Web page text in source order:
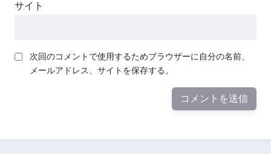
サイト
次回のコメントで使用するためブラウザーに自分の名前、
メールアドレス、サイトを保存する。